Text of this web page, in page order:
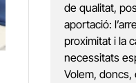
de qualitat,
aportació:
proximitat i la
necessitats
Volem,